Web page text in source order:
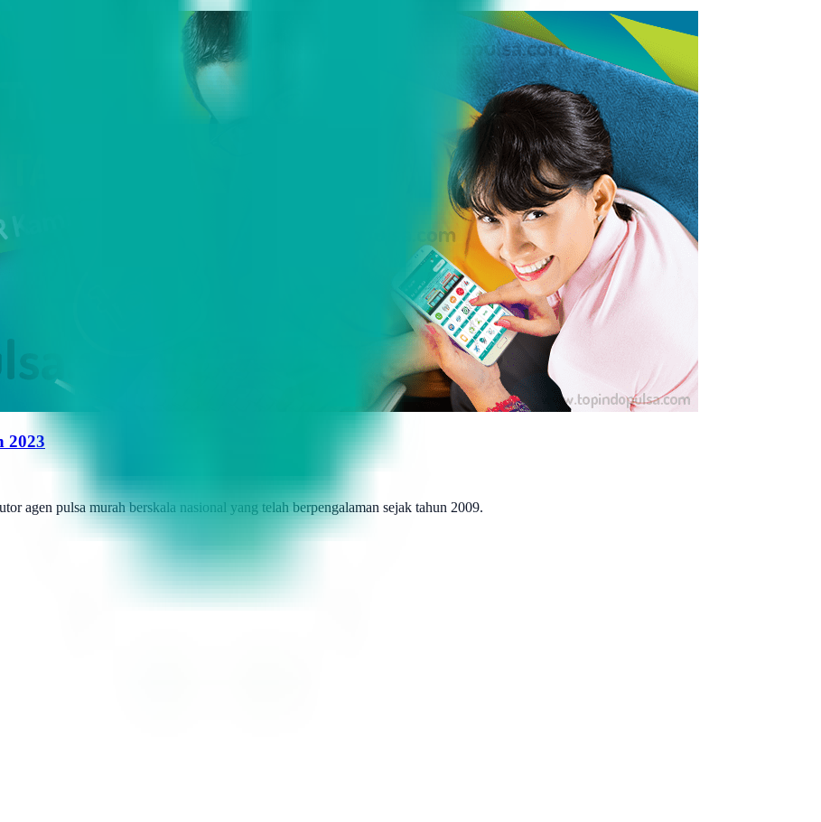
2023
agen pulsa murah berskala nasional yang telah berpengalaman sejak tahun 2009.